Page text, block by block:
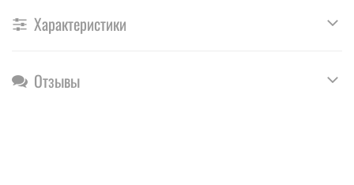
Характеристики
Отзывы